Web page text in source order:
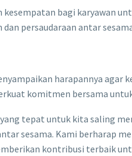
bagi karyawan
persaudaraan antar
harapannya agar
komitmen bersama
tepat untuk kita saling
sesama. Kami berharap
kontribusi terbaik